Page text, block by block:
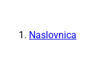
Naslovnica